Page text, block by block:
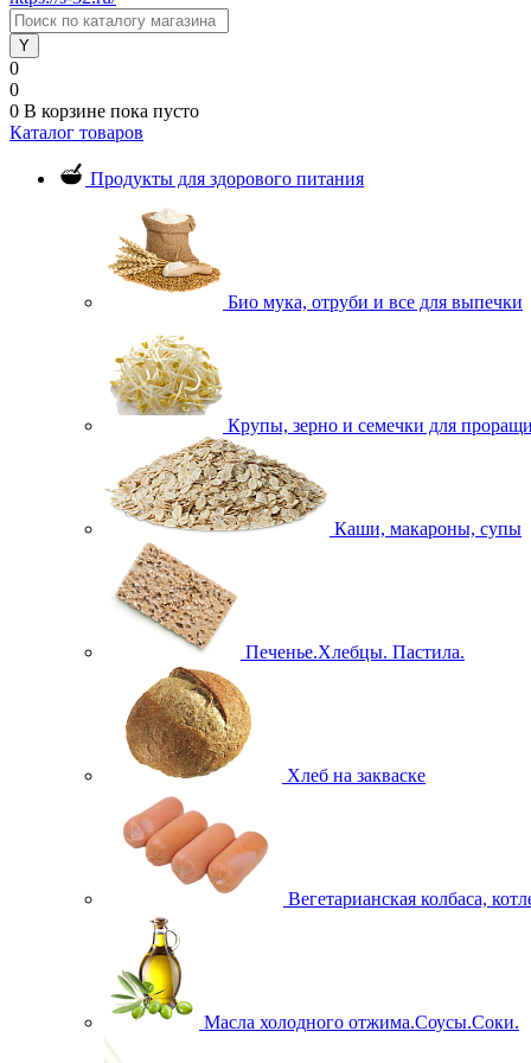
0
0
0 В корзине пока пусто
Каталог товаров
Продукты для здорового питания
Био мука, отруби и все для выпечки
Крупы, зерно и семечки для
Каши, макароны, супы
Печенье.Хлебцы. Пастила.
Хлеб на закваске
Вегетарианская колбаса,
Масла холодного отжима.Соусы.Соки.